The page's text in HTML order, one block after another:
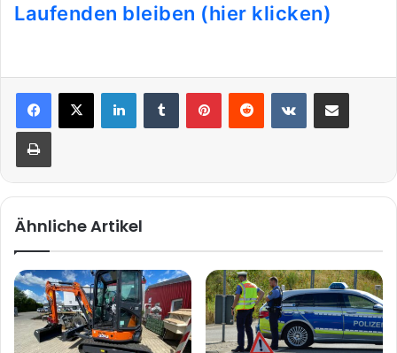
Laufenden bleiben (hier klicken)
LinkedInTumblr PinterestReddit VKontakteTeile per E-Mail
Drucken
Ähnliche Artikel